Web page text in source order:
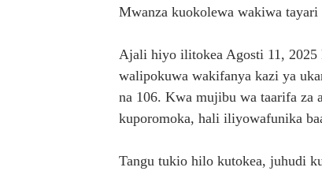
EWURA KANDA YA
Rais Dkt. Samia
KIELELEZO KIPYA
WATUMISHI WA
TBS YAENDELEA
Mwanza kuokolewa wakiwa
Ajali hiyo ilitokea Agosti 11,
walipokuwa wakifanya kazi ya
na 106. Kwa mujibu wa taarifa za
kuporomoka, hali iliyowafunika
Tangu tukio hilo kutokea, juhudi